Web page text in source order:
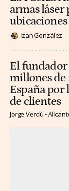
armas
Izan González
El
millones de
España
de clientes
Jorge Verdú